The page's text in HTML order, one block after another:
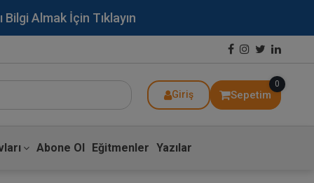
Almak İçin Tıklayın
Giriş Sepetim
0
Abone Ol Eğitmenler Yazılar